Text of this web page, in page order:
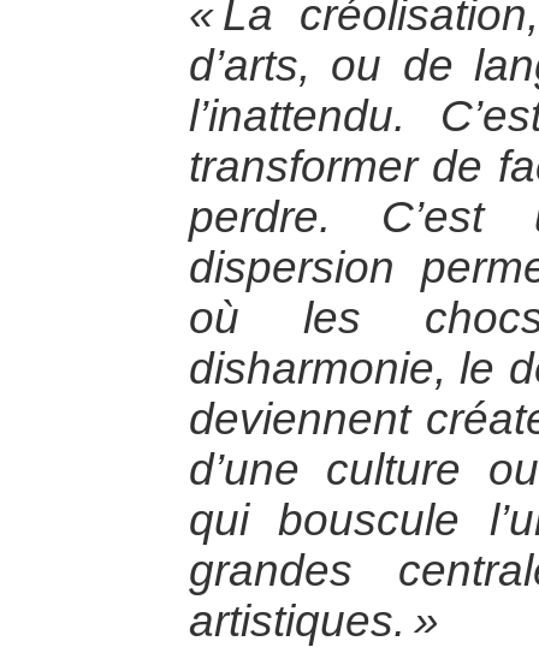
« La
d’arts, ou de
l’inattendu.
transformer de
perdre.
dispersion
où les
disharmonie, le
deviennent
d’une culture
qui bouscule
grandes
artistiques. »